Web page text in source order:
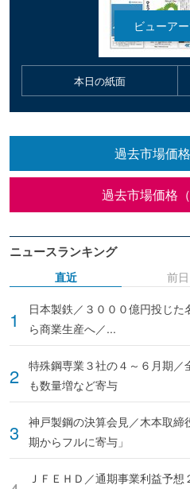
本日の紙面
過去市場価
過去市場価格
ニュースランキング
直近
日本製鉄／３０００億円投じ
ら商業生産へ／...
特殊鋼専業３社の４～６月期
も数量増など寄与
神戸製鋼の決算会見／木本取
期からフルに寄与」
ＪＦＥＨＤ／通期事業利益予
前日